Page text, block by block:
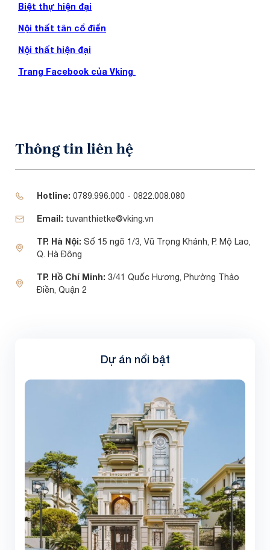
Biệt thự hiện đại
Nội thất tân cổ điển
Nội thất hiện đại
Trang Facebook của Vking
Thông tin liên hệ
Hotline: 0789.996.000 - 0822.008.080
Email: tuvanthietke@vking.vn
TP. Hà Nội: Số 15 ngõ 1/3, Vũ Trọng Khánh, P. Mộ Lao,
Q. Hà Đông
TP. Hồ Chí Minh: 3/41 Quốc Hương, Phường Thảo
Điền, Quận 2
Dự án nổi bật